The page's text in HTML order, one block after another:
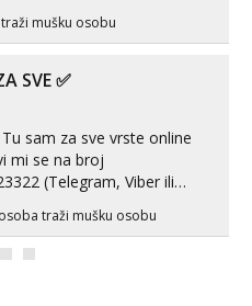
sperme Erotsko rublje
mušku osobu
SVE ✅
sam za sve vrste online
mi se na broj
(Telegram, Viber ili
uzivo.
traži mušku osobu